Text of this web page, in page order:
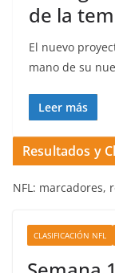
de la
El nuevo
mano de su
Leer más
Resultados y
NFL: marcadores,
CLASIFICACIÓN NFL